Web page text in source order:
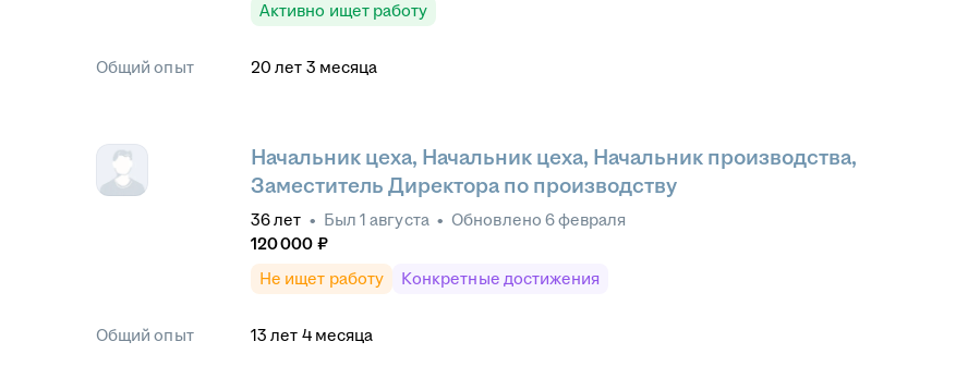
Активно ищет работу
Общий опыт 20 лет 3 месяца
Начальник цеха, Начальник цеха, Начальник производства,
Заместитель Директора по производству
36лет • Был 1 августа • Обновлено 6 февраля
120 000 ₽
Не ищет работу
Конкретные достижения
Общий опыт 13 лет 4 месяца